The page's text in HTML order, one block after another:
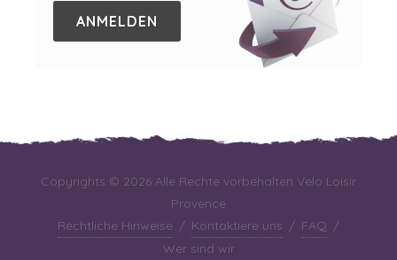
ANMELDEN
Copyrights © 2026 Alle Rechte vorbehalten Velo Loisir
Provence
Rechtliche Hinweise / Kontaktiere uns / FAQ /
Wer sind wir